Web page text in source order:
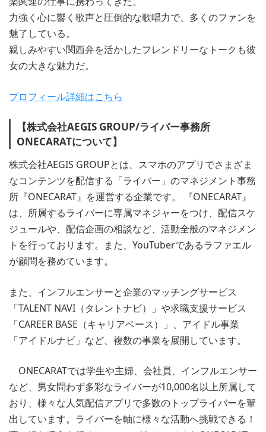
力強く心に響く歌声と圧倒的な歌唱力で、多くのファンを
魅了している。
親しみやすい関西弁を活かしたフレンドリーなトークも彼
女の大きな魅力だ。
プロフィール詳細はこちら
【株式会社AEGIS GROUP/ライバー事務所
ONECARATについて】
株式会社AEGIS GROUPとは、スマホのアプリでさまざま
なコンテンツを配信する「ライバー」のマネジメント事務
所『ONECARAT』を運営する企業です。 『ONECARAT』
は、所属するライバーに専属マネジャーをつけ、配信スケ
ジュールや、配信企画の相談など、活動全般のマネジメン
トを行っております。また、YouTuberであるラファエル
が顧問を務めています。
また、インフルエンサーと企業のマッチングサービス
「TALENT NAVI（タレントナビ）」や求職支援サービス
「CAREER BASE（キャリアベース）」、アイドル事業
「アイドルナビ」など、複数の事業を展開しています。
ONECARATでは学生や主婦、会社員、インフルエンサー
など、男女問わず多彩なライバーが10,000名以上所属して
おり、様々な人気配信アプリで多数のトップライバーを輩
出しています。ライバーを軸に様々な活動へ挑戦できる！